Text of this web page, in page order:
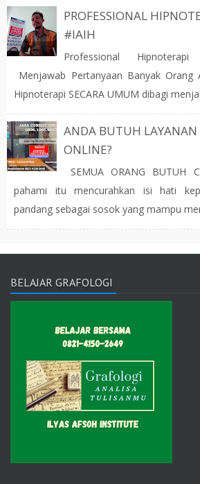
PROFESSIONAL
#IAIH
Professional
Menjawab Pertanyaan Banyak Orang
Hipnoterapi SECARA UMUM dibagi
ANDA BUTUH LAYANAN
ONLINE?
SEMUA ORANG BUTUH
pahami itu mencurahkan isi hati
pandang sebagai sosok yang mampu
BELAJAR GRAFOLOGI